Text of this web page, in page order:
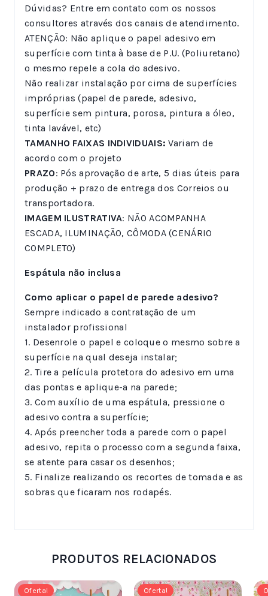
Dúvidas? Entre em contato com os nossos
consultores através dos canais de atendimento.
ATENÇÃO: Não aplique o papel adesivo em
superfície com tinta à base de P.U. (Poliuretano)
o mesmo repele a cola do adesivo.
Não realizar instalação por cima de superfícies
impróprias (papel de parede, adesivo,
superfície sem pintura, porosa, pintura a óleo,
tinta lavável, etc)
TAMANHO FAIXAS INDIVIDUAIS: Variam de
acordo com o projeto
PRAZO: Pós aprovação de arte, 5 dias úteis para
produção + prazo de entrega dos Correios ou
transportadora.
IMAGEM ILUSTRATIVA: NÃO ACOMPANHA
ESCADA, ILUMINAÇÃO, CÔMODA (CENÁRIO
COMPLETO)
Espátula não inclusa
Como aplicar o papel de parede adesivo?
Sempre indicado a contratação de um
instalador profissional
1. Desenrole o papel e coloque o mesmo sobre a
superfície na qual deseja instalar;
2. Tire a película protetora do adesivo em uma
das pontas e aplique-a na parede;
3. Com auxílio de uma espátula, pressione o
adesivo contra a superfície;
4. Após preencher toda a parede com o papel
adesivo, repita o processo com a segunda faixa,
se atente para casar os desenhos;
5. Finalize realizando os recortes de tomada e as
sobras que ficaram nos rodapés.
PRODUTOS RELACIONADOS
Oferta! Oferta!